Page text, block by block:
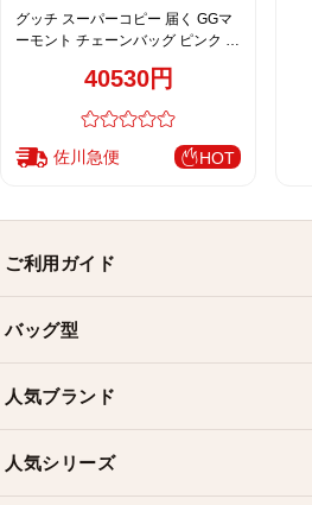
グッチ スーパーコピー 届く GGマ
ーモント チェーンバッグ ピンク レ
40530円
佐川急便 HOT
ご利用ガイド
配送について
返品・交換
バッグ型
ショルダーバッグ
クロスボディバッグ
人気ブランド
シャネルバッグ
人気シリーズ